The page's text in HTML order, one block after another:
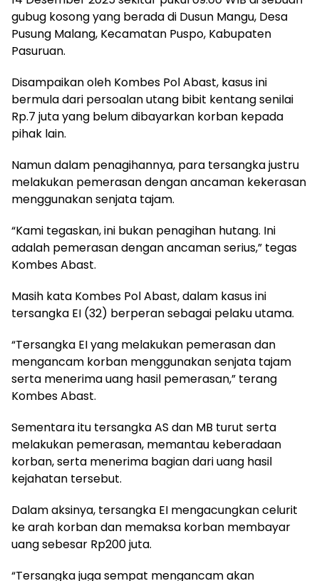
gubug kosong yang berada di Dusun Mangu, Desa
Pusung Malang, Kecamatan Puspo, Kabupaten
Pasuruan.
Disampaikan oleh Kombes Pol Abast, kasus ini
bermula dari persoalan utang bibit kentang senilai
Rp.7 juta yang belum dibayarkan korban kepada
pihak lain.
Namun dalam penagihannya, para tersangka justru
melakukan pemerasan dengan ancaman kekerasan
menggunakan senjata tajam.
“Kami tegaskan, ini bukan penagihan hutang. Ini
adalah pemerasan dengan ancaman serius,” tegas
Kombes Abast.
Masih kata Kombes Pol Abast, dalam kasus ini
tersangka EI (32) berperan sebagai pelaku utama.
“Tersangka EI yang melakukan pemerasan dan
mengancam korban menggunakan senjata tajam
serta menerima uang hasil pemerasan,” terang
Kombes Abast.
Sementara itu tersangka AS dan MB turut serta
melakukan pemerasan, memantau keberadaan
korban, serta menerima bagian dari uang hasil
kejahatan tersebut.
Dalam aksinya, tersangka EI mengacungkan celurit
ke arah korban dan memaksa korban membayar
uang sebesar Rp200 juta.
“Tersangka juga sempat mengancam akan